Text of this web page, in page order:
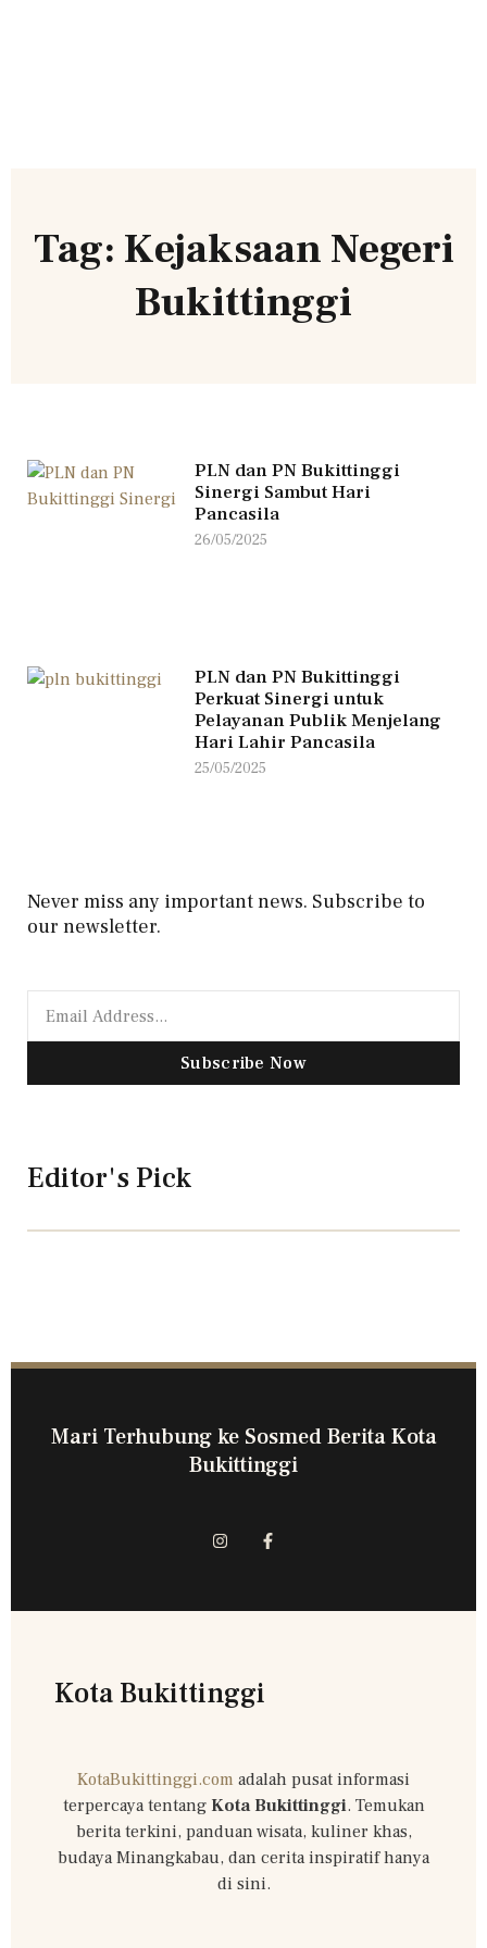
Tag: Kejaksaan Negeri
Bukittinggi
PLN dan PN Bukittinggi
Sinergi Sambut Hari
Pancasila
26/05/2025
PLN dan PN Bukittinggi
Perkuat Sinergi untuk
Pelayanan Publik Menjelang
Hari Lahir Pancasila
25/05/2025
Never miss any important news. Subscribe to
our newsletter.
Subscribe Now
Editor's Pick
Mari Terhubung ke Sosmed Berita Kota
Bukittinggi
Kota Bukittinggi
KotaBukittinggi.com adalah pusat informasi
terpercaya tentang Kota Bukittinggi. Temukan
berita terkini, panduan wisata, kuliner khas,
budaya Minangkabau, dan cerita inspiratif hanya
di sini.